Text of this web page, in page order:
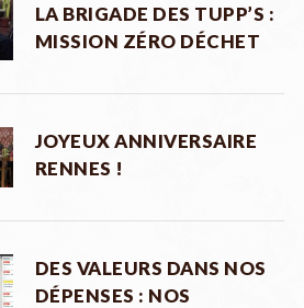
LA BRIGADE DES TUPP’S :
MISSION ZÉRO DÉCHET
JOYEUX ANNIVERSAIRE
RENNES !
DES VALEURS DANS NOS
DÉPENSES : NOS